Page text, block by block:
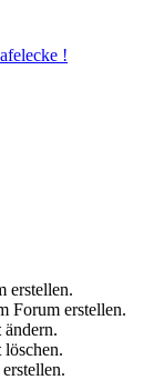
!
erstellen.
Forum erstellen.
ändern.
löschen.